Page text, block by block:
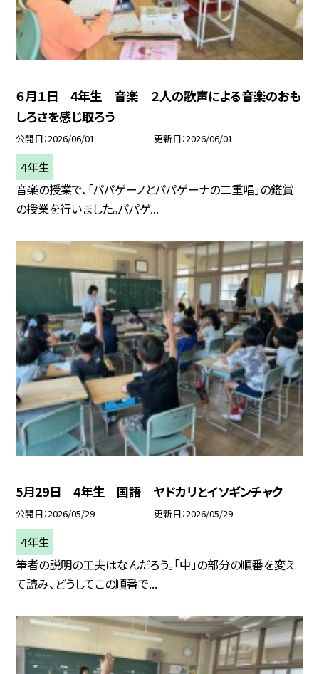
６月１日 4年生 音楽 ２人の歌声による音楽のおも
しろさを感じ取ろう
公開日 2026/06/01 更新日 2026/06/01
４年生
音楽の授業で、「パパゲーノとパパゲーナの二重唱」の鑑賞
の授業を行いました。パパゲ...
5月29日 4年生 国語 ヤドカリとイソギンチャク
公開日 2026/05/29 更新日 2026/05/29
４年生
筆者の説明の工夫はなんだろう。「中」の部分の順番を変え
て読み、どうしてこの順番で...